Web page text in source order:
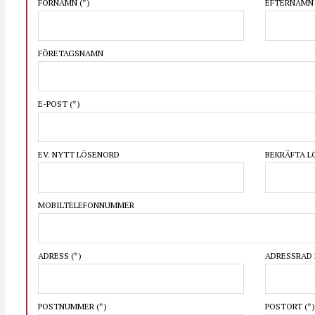
FÖRNAMN (*) EFTERNAMN
FÖRETAGSNAMN
E-POST (*)
EV. NYTT LÖSENORD BEKRÄFTA
MOBILTELEFONNUMMER
ADRESS (*) ADRESSRAD
POSTNUMMER (*) POSTORT (*)